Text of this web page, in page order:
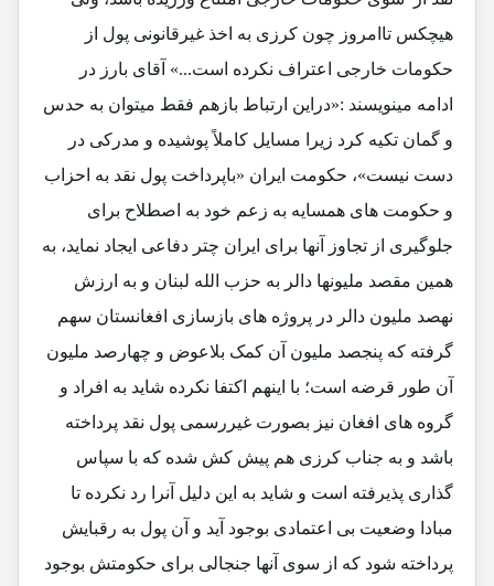
هیچکس تاامروز چون کرزی به اخذ غیرقانونی پول از
حکومات خارجی اعتراف نکرده است...» آقای بارز در
ادامه مینویسند :«دراین ارتباط بازهم فقط میتوان به حدس
و گمان تکیه کرد زیرا مسایل کاملاً پوشیده و مدرکی در
دست نیست»، حکومت ایران «باپرداخت پول نقد به احزاب
و حکومت های همسایه به زعم خود به اصطلاح برای
جلوگیری از تجاوز آنها برای ایران چتر دفاعی ایجاد نماید، به
همین مقصد ملیونها دالر به حزب الله لبنان و به ارزش
نهصد ملیون دالر در پروژه های بازسازی افغانستان سهم
گرفته که پنجصد ملیون آن کمک بلاعوض و چهارصد ملیون
آن طور قرضه است؛ با اینهم اکتفا نکرده شاید به افراد و
گروه های افغان نیز بصورت غیررسمی پول نقد پرداخته
باشد و به جناب کرزی هم پیش کش شده که با سپاس
گذاری پذیرفته است و شاید به این دلیل آنرا رد نکرده تا
مبادا وضعیت بی اعتمادی بوجود آید و آن پول به رقبایش
پرداخته شود که از سوی آنها جنجالی برای حکومتش بوجود